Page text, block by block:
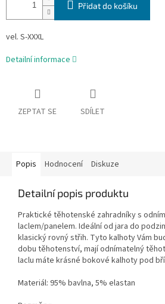
Přidat do košíku
vel. S-XXXL
Detailní informace
ZEPTAT SE SDÍLET
Popis Hodnocení Diskuze
Detailní popis produktu
Praktické těhotenské zahradníky s
laclem/panelem. Ideální od jara do
klasický rovný střih. Tyto kalhoty Vám
dobu těhotenství, mají odnímatelný
laclu máte krásné bokové kalhoty pod
Materiál: 95% bavlna, 5% elastan